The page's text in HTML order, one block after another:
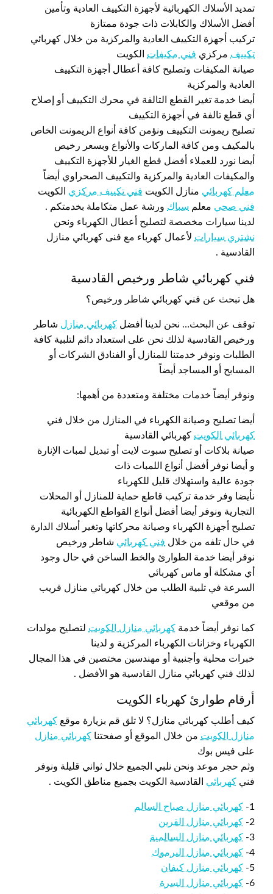
تمديد الأسلاك الكهربائية لأجهزة التكييف العادية وتأمين
أفضل الأسلاك والكابلات ذات جودة ممتازة
تركيب أجهزة التكييف العادية والمركزية من خلال كهربائي
تكييف مركزي فني مكيفات الكويت
صيانة المكيفات وتصليح كافة أعطال أجهزة التكييف
العادية والمركزية
أيضا خدمة تغير القطع التالفة في محرك التكييف أو إصلاح
أي قطع تالفة في أجهزة التكييف
تصليح ريمونت التكييف ونؤمن كافة أنواع الريمونت الخاص
بالمكيف ومن كافة الماركات والأنواع وبسعر رخيص
أيضا نورد للعملاء أفضل قطع الغيار للأجهزة التكييف
والمكيفات العادية والمركزية والتكييف الصحراوي أيضاً
معلم كهربائي منازل الكويت فني تكييف مركزي الكويت
فني صحي معلم سباك ورشة عمل متكاملة بخدمتكم .
لدينا سيارات مخصصة لتصليح أعطال الكهرباء ونحن
نشتري سيارات لأعمال كهرباء مع فنى كهربائي منازل
القادسية .
فني كهربائي شاطر ورخيص القادسية
هل تبحث عن فني كهربائي شاطر ورخيص؟
توقف عن البحث… نحن لدينا أفضل كهربائي منازل شاطر
ورخيص القادسية لذلك نحن على استعداد دائم لتلبية كافة
الطلبات ونوفر خدمتنا للمنازل أو الفنادق الشركات أو
المسابح أو المساجد أيضاً
ونوفر أيضاً خدمات مختلفة ومتعددة من أهمها:
أيضا تصليح وصيانة الكهرباء في المنازل من خلال فني
كهربائي الكويت كهربائي القادسية
صيانة بلاكات أو تصليح سبوت لايت أو تبديل لمبات الإنارة
و أيضا نوفر أفضل أنواع اللمبات ذات
جودة عالية واستهلاك قليل للكهرباء
نأيضا وفر خدمة تركيب قاطع حماية للمنازل أو المحلات
التجارية ونوفر أيضا أفضل أنواع القواطع الكهربائية
تصليح أجهزة الكهرباء وصيانة محركاتها وتغير أسلاك الدارة
في حال تلفه من خلال فني كهربائي شاطر ورخيص
نوفر أيضا خدمة الطوارئ والخط الساخن في حال وجود
أي مشكلة أو ماس كهربائي
السرعة في تلبية الطلب من خلال كهربائي منازل قريب
من موقعي
كما نوفر أيضاً خدمة كهربائي منازل الكويت لتصليح مولدات
الكهرباء وخزانات الكهرباء المركزية و لدينا
خبرات محلية وأجنبية أو مهندسين مختصين في هذا المجال
لذلك فني كهربائي منازل القادسية هو الأفضل .
أرقام طوارئ كهرباء الكويت
كيف أطلب كهربائي منازل؟ لا تلق قم بزيارة موقع كهربائي
منازل الكويت من خلال الموقع أو صفحتنا كهربائي منازل
على فيس بوك
وثم حجر موعد ونحن نلبي الجميع خلال ثواني قليلة ونوفر
فني كهربائي القادسية الكويت بجميع مناطق الكويت .
1-
كهربائي منازل صباح السالم
2-
كهربائي منازل القرين
3-
كهربائي منازل السالمية
4-
كهربائي منازل اليرموك
5-
كهربائي منازل كيفان
6-
كهربائي منازل السرة